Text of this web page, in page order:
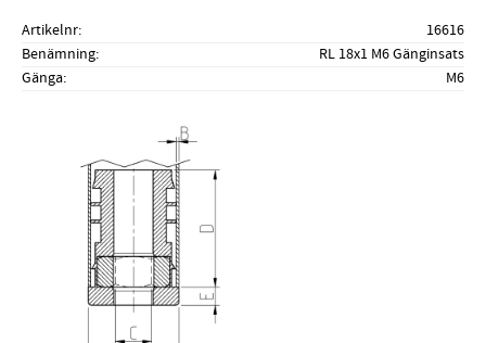
Artikelnr
16616
Benämning
RL 18x1 M6 Gänginsats
Gänga
M6